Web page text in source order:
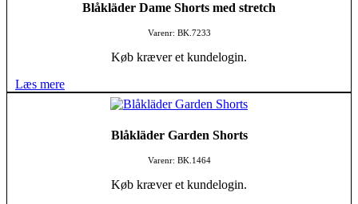
Blåkläder Dame Shorts med stretch
Varenr: BK.7233
Køb kræver et kundelogin.
Læs mere
Blåkläder Garden Shorts
Varenr: BK.1464
Køb kræver et kundelogin.